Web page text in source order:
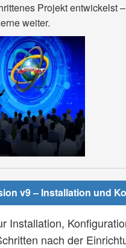
Projekt entwickelst
weiter.
v9 – Installation und
Installation,
nach der